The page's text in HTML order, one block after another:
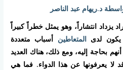
د.ريهام عبد الناصر
يزداد انتشاراً، وهو يمثل خطراً كبيراً
يكون لدىالمتعاطين أسباب متعددة
بحاجة إليه، ومع ذلك، هناك العديد
لا يعرفونها عن هذا الدواء. فما هي